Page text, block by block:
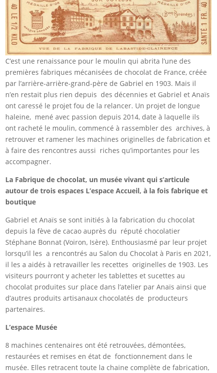
C’est une renaissance pour le moulin qui abrita l’une des
premières fabriques mécanisées de chocolat de France, créée
par l’arrière-arrière-grand-père de Gabriel en 1903. Mais il
n’en restait plus rien depuis des décennies et Gabriel et Anaïs
ont caressé le projet fou de la relancer. Un projet de longue
haleine, mené avec passion depuis 2014, date à laquelle ils
ont racheté le moulin, commencé à rassembler des archives, à
retrouver et ramener les machines originelles de fabrication et
à faire des rencontres aussi riches qu’importantes pour les
accompagner.
La Fabrique de chocolat, un musée vivant qui s’articule
autour de trois espaces L’espace Accueil, à la fois fabrique et
boutique
Gabriel et Anaïs se sont initiés à la fabrication du chocolat
depuis la fève de cacao auprès du réputé chocolatier
Stéphane Bonnat (Voiron, Isère). Enthousiasmé par leur projet
lorsqu’il les a rencontrés au Salon du Chocolat à Paris en 2021,
il les a aidés à retravailler les recettes originelles de 1903. Les
visiteurs pourront y acheter les tablettes et sucettes au
chocolat produites sur place dans l’atelier par Anaïs ainsi que
d’autres produits artisanaux chocolatés de producteurs
partenaires.
L’espace Musée
8 machines centenaires ont été retrouvées, démontées,
restaurées et remises en état de fonctionnement dans le
musée. Elles retracent toute la chaine complète de fabrication,